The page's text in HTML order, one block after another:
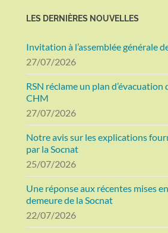
LES DERNIÈRES NOUVELLES
Invitation à l’assemblée générale
27/07/2026
RSN réclame un plan d’évacuation
CHM
27/07/2026
Notre avis sur les explications
par la Socnat
25/07/2026
Une réponse aux récentes mises en
demeure de la Socnat
22/07/2026